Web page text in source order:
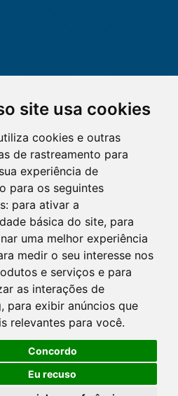
site usa cookies
cookies e outras
de rastreamento para
experiência de
para os seguintes
para ativar a
básica do site, para
uma melhor experiência
medir o seu interesse nos
e serviços e para
as interações de
, para exibir anúncios que
relevantes para você.
Concordo
Eu recuso
- Cofen/CORENs
é o principal canal
do Coren-DF.